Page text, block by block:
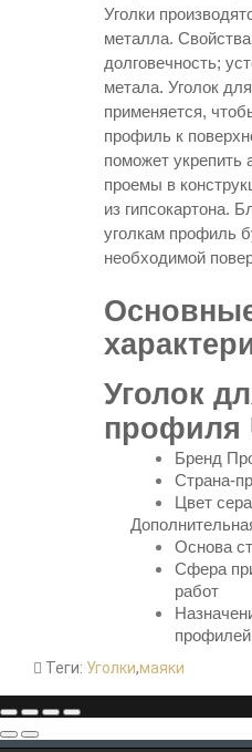
Уголки
металла. Свойства
долговечность;
метала. Уголок
применяется,
профиль к
поможет укрепить
проемы в
из гипсокартона.
уголкам профиль
необходимой
Уголок
профиля
Бренд
Страна-
Цвет
Основа
Сфера
работ
Теги: Уголки,маяки